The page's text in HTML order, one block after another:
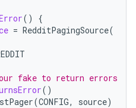
()
{
= RedditPagingSource(
fake to return errors
()
(CONFIG, source)